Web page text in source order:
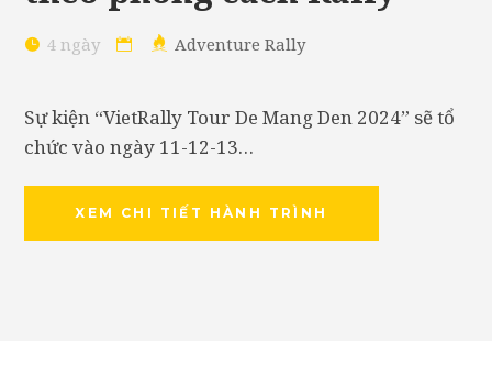
4 ngày Adventure Rally
Sự kiện “VietRally Tour De Mang Den 2024” sẽ tổ
chức vào ngày 11-12-13…
XEM CHI TIẾT HÀNH TRÌNH